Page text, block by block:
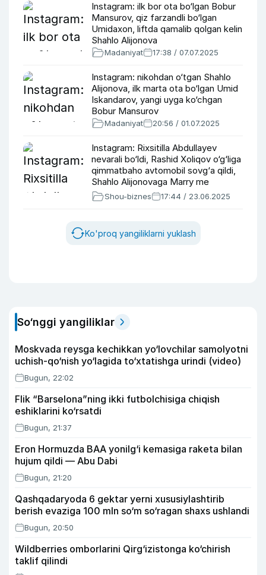
Instagram: ilk bor ota bo‘lgan Bobur
Mansurov, qiz farzandli bo‘lgan
Umidaxon, liftda qamalib qolgan kelin
Shahlo Alijonova
Madaniyat 17:38 / 07.07.2025
Instagram: nikohdan o‘tgan Shahlo
Alijonova, ilk marta ota bo‘lgan Umid
Iskandarov, yangi uyga ko‘chgan
Bobur Mansurov
Madaniyat 20:56 / 01.07.2025
Instagram: Rixsitilla Abdullayev
nevarali bo‘ldi, Rashid Xoliqov o‘g‘liga
qimmatbaho avtomobil sovg‘a qildi,
Shahlo Alijonovaga Marry me
tashkillashtirishdi
Shou-biznes 17:44 / 23.06.2025
Ko'proq yangiliklarni yuklash
So‘nggi yangiliklar
Moskvada reysga kechikkan yo‘lovchilar samolyotni
uchish-qo‘nish yo‘lagida to‘xtatishga urindi (video)
Bugun, 22:02
Flik “Barselona”ning ikki futbolchisiga chiqish
eshiklarini ko‘rsatdi
Bugun, 21:37
Eron Hormuzda BAA yonilg‘i kemasiga raketa bilan
hujum qildi — Abu Dabi
Bugun, 21:20
Qashqadaryoda 6 gektar yerni xususiylashtirib
berish evaziga 100 mln so‘m so‘ragan shaxs ushlandi
Bugun, 20:50
Wildberries omborlarini Qirg‘izistonga ko‘chirish
taklif qilindi